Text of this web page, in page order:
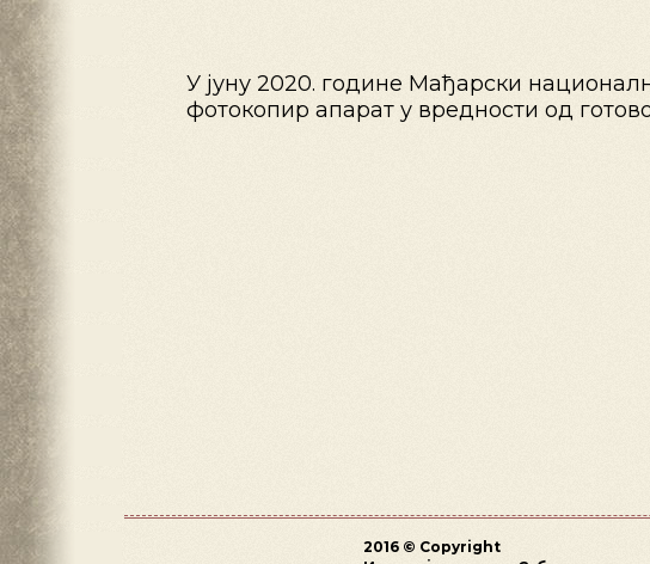
У јуну 2020. године Мађарски
фотокопир апарат у вредности од
2016 © Copyright